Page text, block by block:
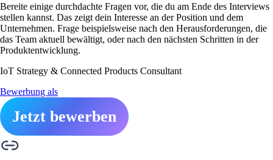
Bereite einige durchdachte Fragen vor, die du am Ende des Interviews
stellen kannst. Das zeigt dein Interesse an der Position und dem
Unternehmen. Frage beispielsweise nach den Herausforderungen, die
das Team aktuell bewältigt, oder nach den nächsten Schritten in der
Produktentwicklung.
IoT Strategy & Connected Products Consultant
Bewerbung als
Jetzt bewerben